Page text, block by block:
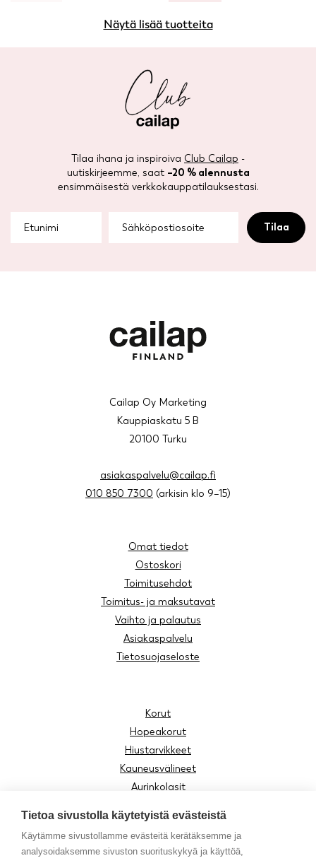
Näytä lisää tuotteita
Tilaa ihana ja inspiroiva Club Cailap -
uutiskirjeemme, saat –20 % alennusta
ensimmäisestä verkkokauppatilauksestasi.
Cailap Oy Marketing
Kauppiaskatu 5 B
20100 Turku
asiakaspalvelu@cailap.fi
010 850 7300 (arkisin klo 9–15)
Omat tiedot
Ostoskori
Toimitusehdot
Toimitus- ja maksutavat
Vaihto ja palautus
Asiakaspalvelu
Tietosuojaseloste
Korut
Hopeakorut
Hiustarvikkeet
Kauneusvälineet
Aurinkolasit
Lasten tuotteet
Asusteet
Moomin by Cailap
Tietoa sivustolla käytetyistä evästeistä
Käytämme sivustollamme evästeitä kerätäksemme ja
analysoidaksemme sivuston suorituskykyä ja käyttöä,